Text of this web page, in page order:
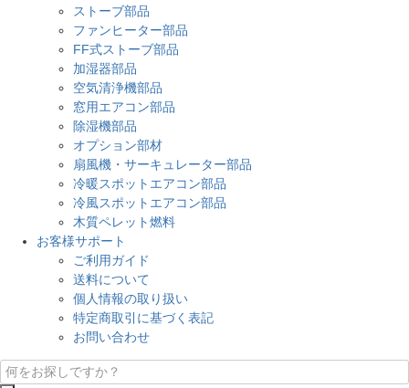
ストーブ部品
ファンヒーター部品
FF式ストーブ部品
加湿器部品
空気清浄機部品
窓用エアコン部品
除湿機部品
オプション部材
扇風機・サーキュレーター部品
冷暖スポットエアコン部品
冷風スポットエアコン部品
木質ペレット燃料
お客様サポート
ご利用ガイド
送料について
個人情報の取り扱い
特定商取引に基づく表記
お問い合わせ